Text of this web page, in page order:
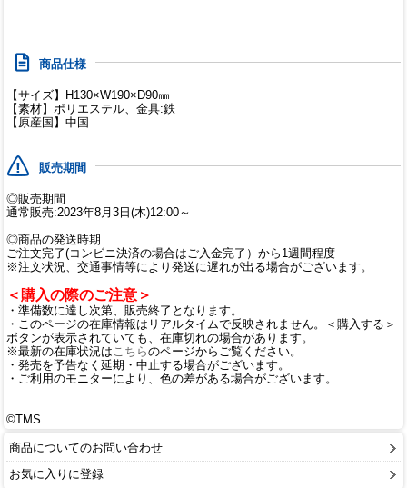
商品仕様
【サイズ】H130×W190×D90㎜
【素材】ポリエステル、金具:鉄
【原産国】中国
販売期間
◎販売期間
通常販売:2023年8月3日(木)12:00～
◎商品の発送時期
ご注文完了(コンビニ決済の場合はご入金完了）から1週間程度
※注文状況、交通事情等により発送に遅れが出る場合がございます。
＜購入の際のご注意＞
・準備数に達し次第、販売終了となります。
・このページの在庫情報はリアルタイムで反映されません。＜購入する＞
ボタンが表示されていても、在庫切れの場合があります。
※最新の在庫状況はこちらのページからご覧ください。
・発売を予告なく延期・中止する場合がございます。
・ご利用のモニターにより、色の差がある場合がございます。
©TMS
商品についてのお問い合わせ
お気に入りに登録